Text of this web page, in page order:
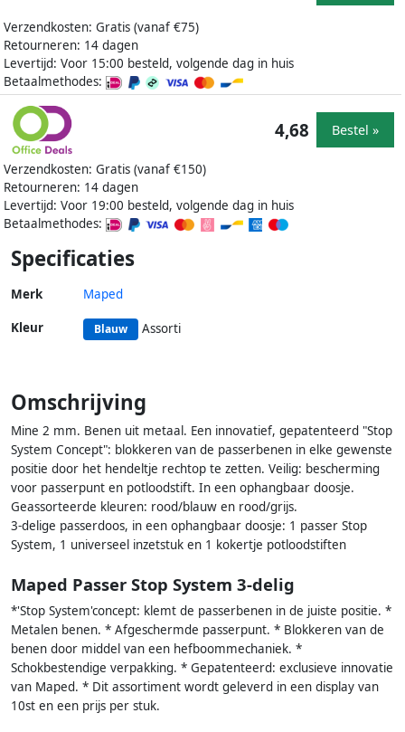
Verzendkosten: Gratis (vanaf €75)
Retourneren: 14 dagen
Levertijd: Voor 15:00 besteld, volgende dag in huis
Betaalmethodes:
Verzendkosten: Gratis (vanaf €150)
Retourneren: 14 dagen
Levertijd: Voor 19:00 besteld, volgende dag in huis
Betaalmethodes:
4,68 Bestel »
Specificaties
Merk Maped
Kleur Blauw Assorti
Omschrijving
Mine 2 mm. Benen uit metaal. Een innovatief, gepatenteerd "Stop
System Concept": blokkeren van de passerbenen in elke gewenste
positie door het hendeltje rechtop te zetten. Veilig: bescherming
voor passerpunt en potloodstift. In een ophangbaar doosje.
Geassorteerde kleuren: rood/blauw en rood/grijs.
3-delige passerdoos, in een ophangbaar doosje: 1 passer Stop
System, 1 universeel inzetstuk en 1 kokertje potloodstiften
Maped Passer Stop System 3-delig
*'Stop System'concept: klemt de passerbenen in de juiste positie. *
Metalen benen. * Afgeschermde passerpunt. * Blokkeren van de
benen door middel van een hefboommechaniek. *
Schokbestendige verpakking. * Gepatenteerd: exclusieve innovatie
van Maped. * Dit assortiment wordt geleverd in een display van
10st en een prijs per stuk.